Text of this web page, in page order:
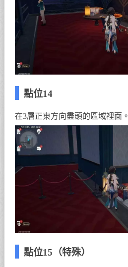
點位14
在3層正東方向盡頭的區域裡面。
點位15（特殊）